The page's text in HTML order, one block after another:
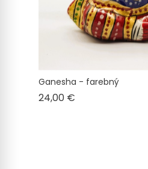
Ganesha - farebný
24,00 €